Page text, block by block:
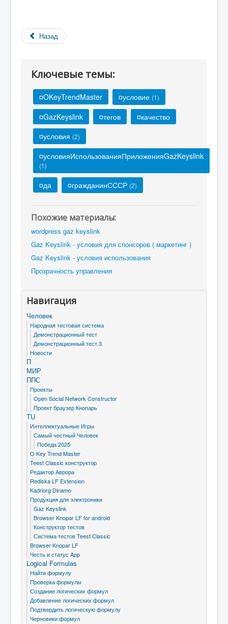
Назад
Ключевые темы:
¤OKeyTrendMaster ¤условие (1)
¤GazKeyslink ¤тегов
¤качество
¤условия (2)
¤условияИспользованияПриложенияGazKeyslink
(1)
¤да ¤гражданинСССР (2)
Похожие материалы:
wordpress gaz keyslink
Gaz Keyslink - условия для спонсоров ( маркетинг )
Gaz Keyslink - условия использования
Прозрачность управления
Навигация
Человек
Народная тестовая система
Демонстрационный тест
Демонстрационный тест 3
Новости
П
МИР
ППС
Проекты
Open Social Network Constructor
Проект браузер Кнопарь
TU
Интеллектуальные Игры
Самый честный Человек
Победа 2025
O Key Trend Master
Teest Classic конструктор
Редактор Аврора
Rediska LF Extension
Kadriorg Dinamo
Продукция для электроники
Gaz Keyslink
Browser Knopar LF for android
Конструктор тестов
Система тестов Teest Classic
Browser Knopar LF
Честь и статус App
Logical Formulas
Найти формулу
Проверка формулы
Создание логических формул
Добавление логических формул
Подтвердить логическую формулу
Черновики формул